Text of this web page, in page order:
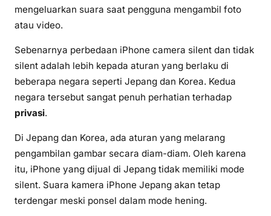
mengeluarkan suara saat pengguna mengambil foto
atau video.
Sebenarnya perbedaan iPhone camera silent dan tidak
silent adalah lebih kepada aturan yang berlaku di
beberapa negara seperti Jepang dan Korea. Kedua
negara tersebut sangat penuh perhatian terhadap
privasi.
Di Jepang dan Korea, ada aturan yang melarang
pengambilan gambar secara diam-diam. Oleh karena
itu, iPhone yang dijual di Jepang tidak memiliki mode
silent. Suara kamera iPhone Jepang akan tetap
terdengar meski ponsel dalam mode hening.